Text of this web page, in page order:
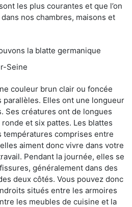
les plus courantes et que l’on
nos chambres, maisons et
la blatte germanique
Seine
couleur brun clair ou foncée
parallèles. Elles ont une longueur
Ses créatures ont de longues
et six pattes. Les blattes
températures comprises entre
aiment donc vivre dans votre
Pendant la journée, elles se
généralement dans des
deux côtés. Vous pouvez donc
situés entre les armoires
les meubles de cuisine et la